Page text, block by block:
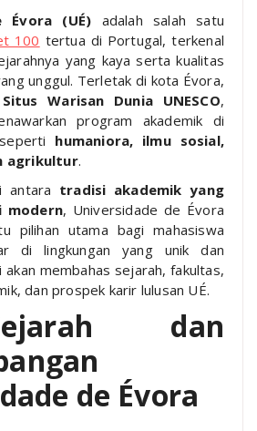
Évora (UÉ) adalah salah satu
100 tertua di Portugal, terkenal
yang kaya serta kualitas
unggul. Terletak di kota Évora,
Situs Warisan Dunia UNESCO,
program akademik di
humaniora, ilmu sosial,
agrikultur.
antara tradisi akademik yang
modern, Universidade de Évora
pilihan utama bagi mahasiswa
di lingkungan yang unik dan
membahas sejarah, fakultas,
dan prospek karir lulusan UÉ.
dan
de Évora